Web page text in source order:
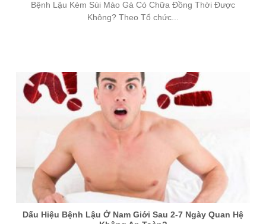
Bệnh Lậu Kèm Sùi Mào Gà Có Chữa Đồng Thời Được
Không? Theo Tổ chức...
Dấu Hiệu Bệnh Lậu Ở Nam Giới Sau 2-7 Ngày Quan Hệ